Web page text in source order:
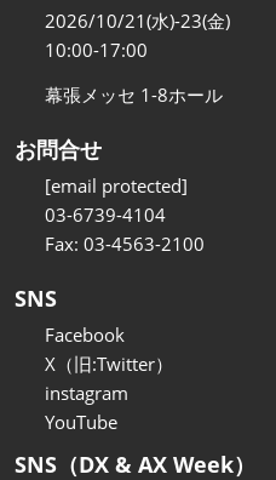
2026/10/21(水)-23(金)
10:00-17:00
幕張メッセ 1-8ホール
お問合せ
[email protected]
03-6739-4104
Fax: 03-4563-2100
SNS
Facebook
X（旧:Twitter）
instagram
YouTube
SNS（DX & AX Week）